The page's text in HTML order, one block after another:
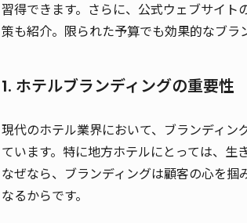
習得できます。さらに、公式ウェブサイト
策も紹介。限られた予算でも効果的なブラ
1. ホテルブランディングの重要性
現代のホテル業界において、ブランディン
ています。特に地方ホテルにとっては、生
なぜなら、ブランディングは顧客の心を
なるからです。